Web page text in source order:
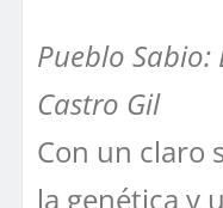
Pueblo
Castro Gil
Con un claro
la genética y